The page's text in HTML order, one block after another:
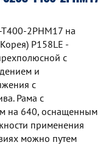
Т400-2РНМ17 на
P158LE -
с
и
с
Рама с
на 640, оснащенным
применения
можно путем